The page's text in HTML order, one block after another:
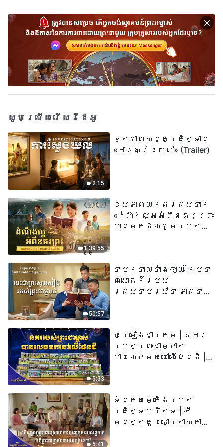
សូមជ្រើសរើសវីដេអូ
2:15
ខ្សែភាពយន្តគ្រីស្ទាន
«ការស្វែងយល់» (Trailer)
1:39:55
ខ្សែភាពយន្តគ្រីស្ទាន
«ដំណឹងល្អអំពីនគរព្រះ
បានមកដល់​ភូមិរបស់
50:57
ទីបន្ទាល់ទាំងឡាយ នៃបទ
ពិសោធន៍របស់
គ្រីស្ទបរិស័ទ ភាគទី
5:33
ចម្រៀងជាក្រុម | នគរ
របស់ព្រះជាម្ចាស់
បានលេចមកនៅលើផែនដី |
5:41
ទំនុកតម្កើង​របស់​
គ្រីស្ទបរិស័ទ​ | តើ
មនុស្សគួរដោះស្រាយការ